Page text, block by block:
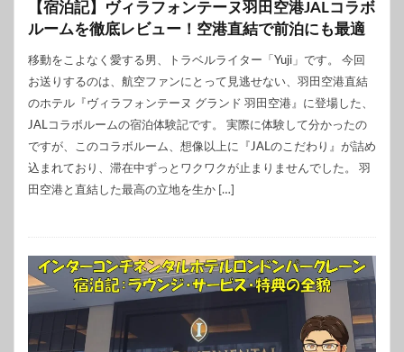
【宿泊記】ヴィラフォンテーヌ羽田空港JALコラボ
ルームを徹底レビュー！空港直結で前泊にも最適
移動をこよなく愛する男、トラベルライター「Yuji」です。 今回
お送りするのは、航空ファンにとって見逃せない、羽田空港直結
のホテル『ヴィラフォンテーヌ グランド 羽田空港』に登場した、
JALコラボルームの宿泊体験記です。 実際に体験して分かったの
ですが、このコラボルーム、想像以上に『JALのこだわり』が詰め
込まれており、滞在中ずっとワクワクが止まりませんでした。 羽
田空港と直結した最高の立地を生か […]